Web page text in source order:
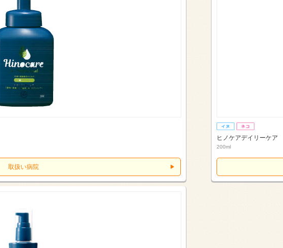
取扱い病院
ヒノケアデイリーケア
200ml